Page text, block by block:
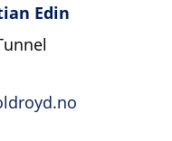
Edin